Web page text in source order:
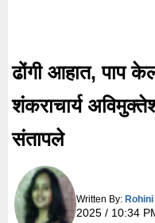
ढोंगी आहात, पाप
शंकराचार्य
संतापले
Written By: Rohini
2025 / 10:34